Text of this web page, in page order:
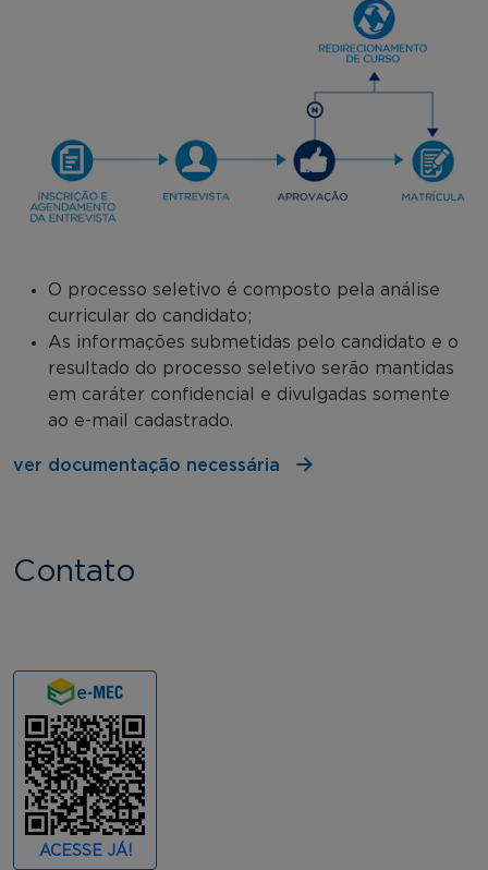
O processo seletivo é composto pela análise
curricular do candidato;
As informações submetidas pelo candidato e o
resultado do processo seletivo serão mantidas
em caráter confidencial e divulgadas somente
ao e-mail cadastrado.
ver documentação necessária
Contato
ACESSE JÁ!